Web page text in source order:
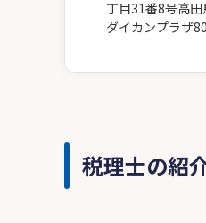
丁目31番8号高田
ダイカンプラザ
税理士の紹